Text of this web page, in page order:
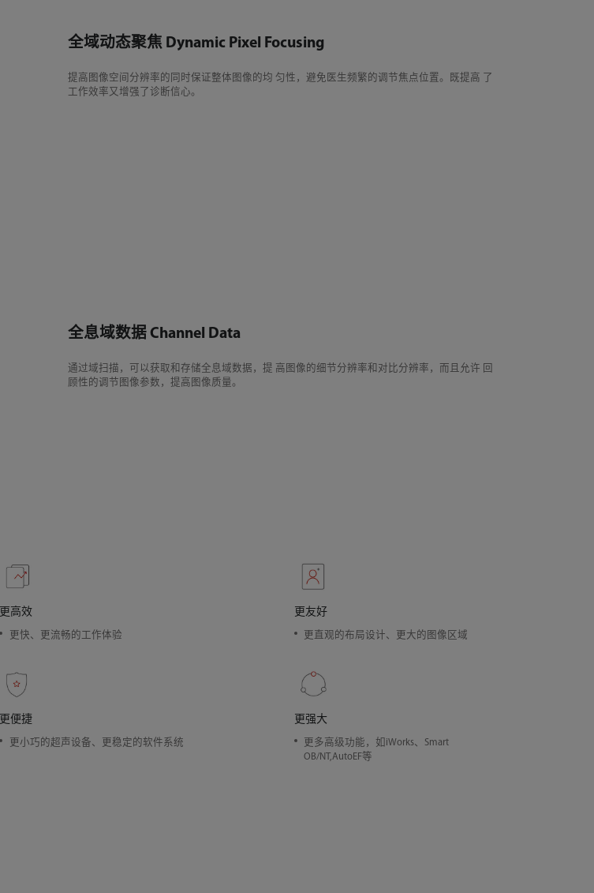
全域动态聚焦 Dynamic Pixel Focusing
提高图像空间分辨率的同时保证整体图像的均 匀性，避免医生频繁的调节焦点位置。既提高 了
工作效率又增强了诊断信心。
全息域数据 Channel Data
通过域扫描，可以获取和存储全息域数据，提 高图像的细节分辨率和对比分辨率，而且允许 回
顾性的调节图像参数，提高图像质量。
更高效
更快、更流畅的工作体验
更友好
更直观的布局设计、更大的图像区域
更便捷
更小巧的超声设备、更稳定的软件系统
更强大
更多高级功能，如iWorks、Smart
OB/NT,AutoEF等